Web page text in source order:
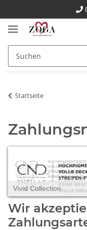
Startseite
Vivid Collection
Wir